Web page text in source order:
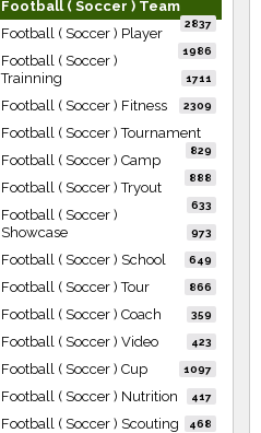
Football ( Soccer ) Team
2837
Football ( Soccer ) Player
1986
Football ( Soccer )
Trainning
1711
Football ( Soccer ) Fitness 2309
Football ( Soccer ) Tournament
829
Football ( Soccer ) Camp
888
Football ( Soccer ) Tryout
633
Football ( Soccer )
Showcase
973
Football ( Soccer ) School 649
Football ( Soccer ) Tour 866
Football ( Soccer ) Coach 359
Football ( Soccer ) Video 423
Football ( Soccer ) Cup 1097
Football ( Soccer ) Nutrition 417
Football ( Soccer ) Scouting 468